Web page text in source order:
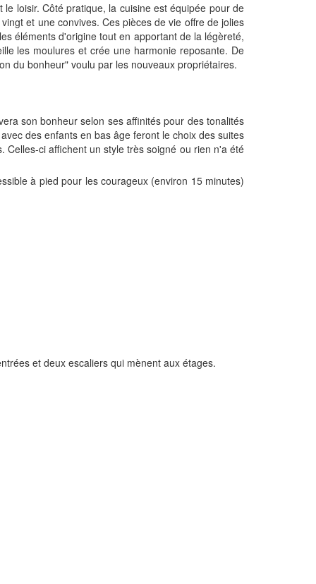
loisir. Côté pratique, la cuisine est équipée pour de
et une convives. Ces pièces de vie offre de jolies
éléments d'origine tout en apportant de la légèreté,
les moulures et crée une harmonie reposante. De
du bonheur" voulu par les nouveaux propriétaires.
son bonheur selon ses affinités pour des tonalités
des enfants en bas âge feront le choix des suites
ci affichent un style très soigné ou rien n'a été
à pied pour les courageux (environ 15 minutes)
et deux escaliers qui mènent aux étages.